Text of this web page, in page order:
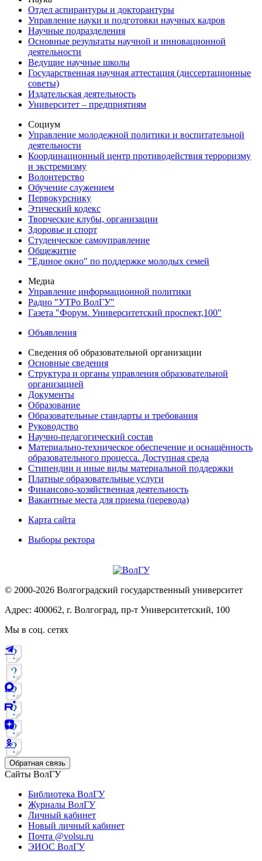
Отдел аспирантуры и докторантуры
Управление науки и подготовки научных кадров
Научные подразделения
Основные результаты научной и инновационной
деятельности
Ведущие научные школы
Государственная научная аттестация (диссертационные
советы)
Издательская деятельность
Университет – предприятиям
Социум
Управление молодежной политики и воспитательной
деятельности
Координационный центр противодействия терроризму
и экстремизму
Волонтерство
Обучение служением
Первокурснику
Этический кодекс
Творческие клубы, организации
Здоровье и спорт
Студенческое самоуправление
Общежитие
"Единое окно" по поддержке молодых семей
Медиа
Управление информационной политики
Радио "УТРо ВолГУ"
Газета "Форум. Университетский проспект,100"
Объявления
Сведения об образовательной организации
Основные сведения
Структура и органы управления образовательной
организацией
Документы
Образование
Образовательные стандарты и требования
Руководство
Научно-педагогический состав
Материально-техническое обеспечение и оснащённость
образовательного процесса. Доступная среда
Стипендии и иные виды материальной поддержки
Платные образовательные услуги
Финансово-хозяйственная деятельность
Вакантные места для приема (перевода)
Карта сайта
Выборы ректора
© 2000-2026 Волгоградский государственный университет
Адрес: 400062, г. Волгоград, пр-т Университетский, 100
Мы в соц. сетях
Обратная связь
Сайты ВолГУ
Библиотека ВолГУ
Журналы ВолГУ
Личный кабинет
Новый личный кабинет
Почта @volsu.ru
ЭИОС ВолГУ